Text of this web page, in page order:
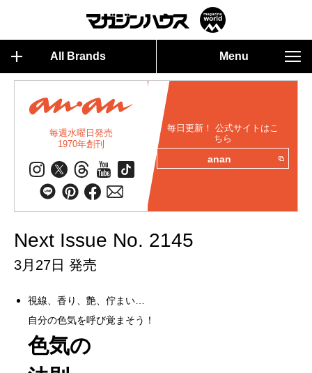
All Brands Menu
毎週水曜日発売
1970年創刊
毎日更新！ 公式サイトはこ
ちら
anan
Next Issue No. 2145
3月27日 発売
視線、香り、艶、佇まい…
自分の色気を呼び覚まそう！
色気の